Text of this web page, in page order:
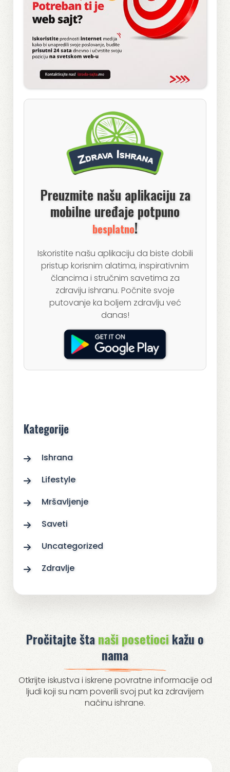
Preuzmite našu aplikaciju za
mobilne uređaje potpuno
besplatno!
Iskoristite našu aplikaciju da biste dobili
pristup korisnim alatima, inspirativnim
člancima i stručnim savetima za
zdraviju ishranu. Počnite svoje
putovanje ka boljem zdravlju već
danas!
Kategorije
Ishrana
Lifestyle
Mršavljenje
Saveti
Uncategorized
Zdravlje
Pročitajte štanaši posetiocikažu o
nama
Otkrijte iskustva i iskrene povratne informacije od
ljudi koji su nam poverili svoj put ka zdravijem
načinu ishrane.